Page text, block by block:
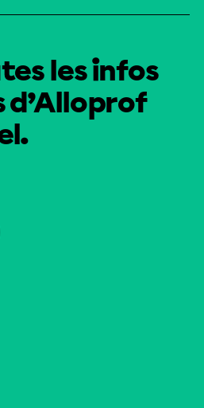
les infos
d’Alloprof